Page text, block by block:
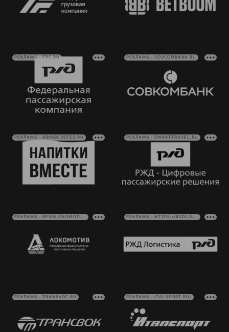
РЕКЛАМА • FPC.RU РЕКЛАМА • SOVCOMBANK.RU
РЕКЛАМА • ABINBEVEFES.RU РЕКЛАМА • SMARTTRAVEL.RU
РЕКЛАМА • RFSOLOKOMOTIV.RU РЕКЛАМА • HTTPS://RZDLOG.RU/
РЕКЛАМА • TRANSVOC.RU РЕКЛАМА • ITALSPORT.RU/